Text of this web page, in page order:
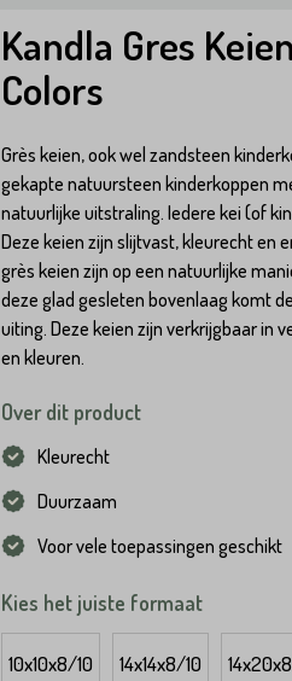
Kandla Gres
Colors
Grès keien, ook wel zandsteen
gekapte natuursteen kinderkoppen
natuurlijke uitstraling. Iedere kei (of
Deze keien zijn slijtvast, kleurecht en
grès keien zijn op een natuurlijke
deze glad gesleten bovenlaag komt
uiting. Deze keien zijn verkrijgbaar in
en kleuren.
Over dit product
Kleurecht
Duurzaam
Voor vele toepassingen geschikt
Kies het juiste formaat
10x10x8/10 14x14x8/10